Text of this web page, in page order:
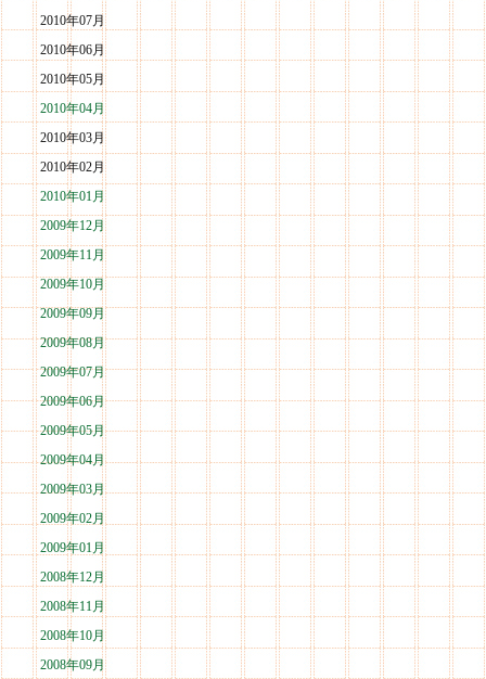
2010年07月
2010年06月
2010年05月
2010年04月
2010年03月
2010年02月
2010年01月
2009年12月
2009年11月
2009年10月
2009年09月
2009年08月
2009年07月
2009年06月
2009年05月
2009年04月
2009年03月
2009年02月
2009年01月
2008年12月
2008年11月
2008年10月
2008年09月